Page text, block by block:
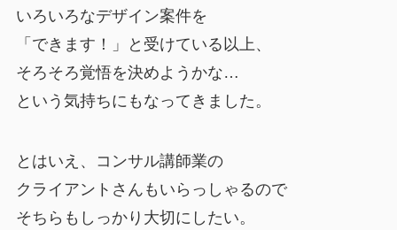
いろいろなデザイン案件を
「できます！」と受けている以上、
そろそろ覚悟を決めようかな…
という気持ちにもなってきました。
とはいえ、コンサル講師業の
クライアントさんもいらっしゃるので
そちらもしっかり大切にしたい。